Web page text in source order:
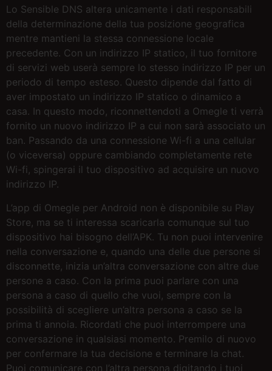
Lo Sensible DNS altera unicamente i dati responsabili
della determinazione della tua posizione geografica
mentre mantieni la stessa connessione locale
precedente. Con un indirizzo IP statico, il tuo fornitore
di servizi web userà sempre lo stesso indirizzo IP per un
periodo di tempo esteso. Questo dipende dal fatto di
aver impostato un indirizzo IP statico o dinamico a
casa. In questo modo, riconnettendoti a Omegle ti verrà
fornito un nuovo indirizzo IP a cui non sarà associato un
ban. Passando da una connessione Wi-fi a una cellular
(o viceversa) oppure cambiando completamente rete
Wi-fi, spingerai il tuo dispositivo ad acquisire un nuovo
indirizzo IP.
L’app di Omegle per Android non è disponibile su Play
Store, ma se ti interessa scaricarla comunque sul tuo
dispositivo hai bisogno dell’APK. Tu non puoi intervenire
nella conversazione e, quando una delle due persone si
disconnette, inizia un’altra conversazione con altre due
persone a caso. Con la prima puoi parlare con una
persona a caso di quello che vuoi, sempre con la
possibilità di scegliere un’altra persona a caso se la
prima ti annoia. Ricordati che puoi interrompere una
conversazione in qualsiasi momento. Premilo di nuovo
per confermare la tua decisione e terminare la chat.
Puoi comunicare con l’altra persona digitando i tuoi